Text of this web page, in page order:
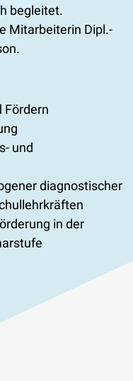
begleitet.
Mitarbeiterin Dipl.-
Fördern
und
diagnostischer
in der